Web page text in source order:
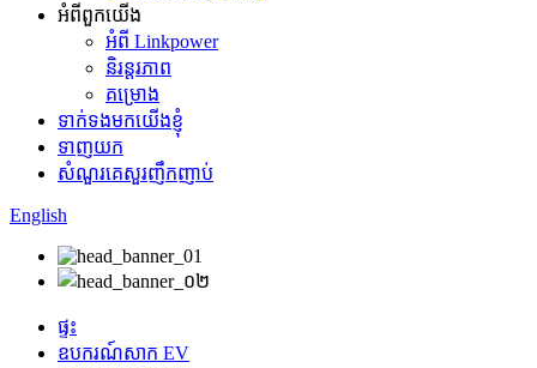
អំពីពួកយើង
អំពី Linkpower
និរន្តរភាព
គម្រោង
ទាក់ទងមកយើងខ្ញុំ
ទាញយក
សំណួរគេសួរញឹកញាប់
English
ផ្ទះ
ឧបករណ៍សាក EV